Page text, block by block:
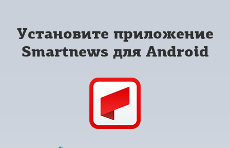
Установите приложение
Smartnews для Android